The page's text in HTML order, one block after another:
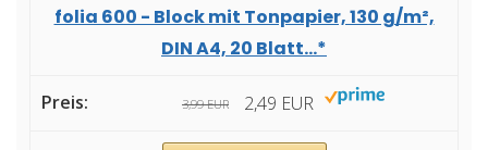
folia 600 - Block mit Tonpapier, 130 g/m²,
DIN A4, 20 Blatt...*
3,99 EUR 2,49 EUR